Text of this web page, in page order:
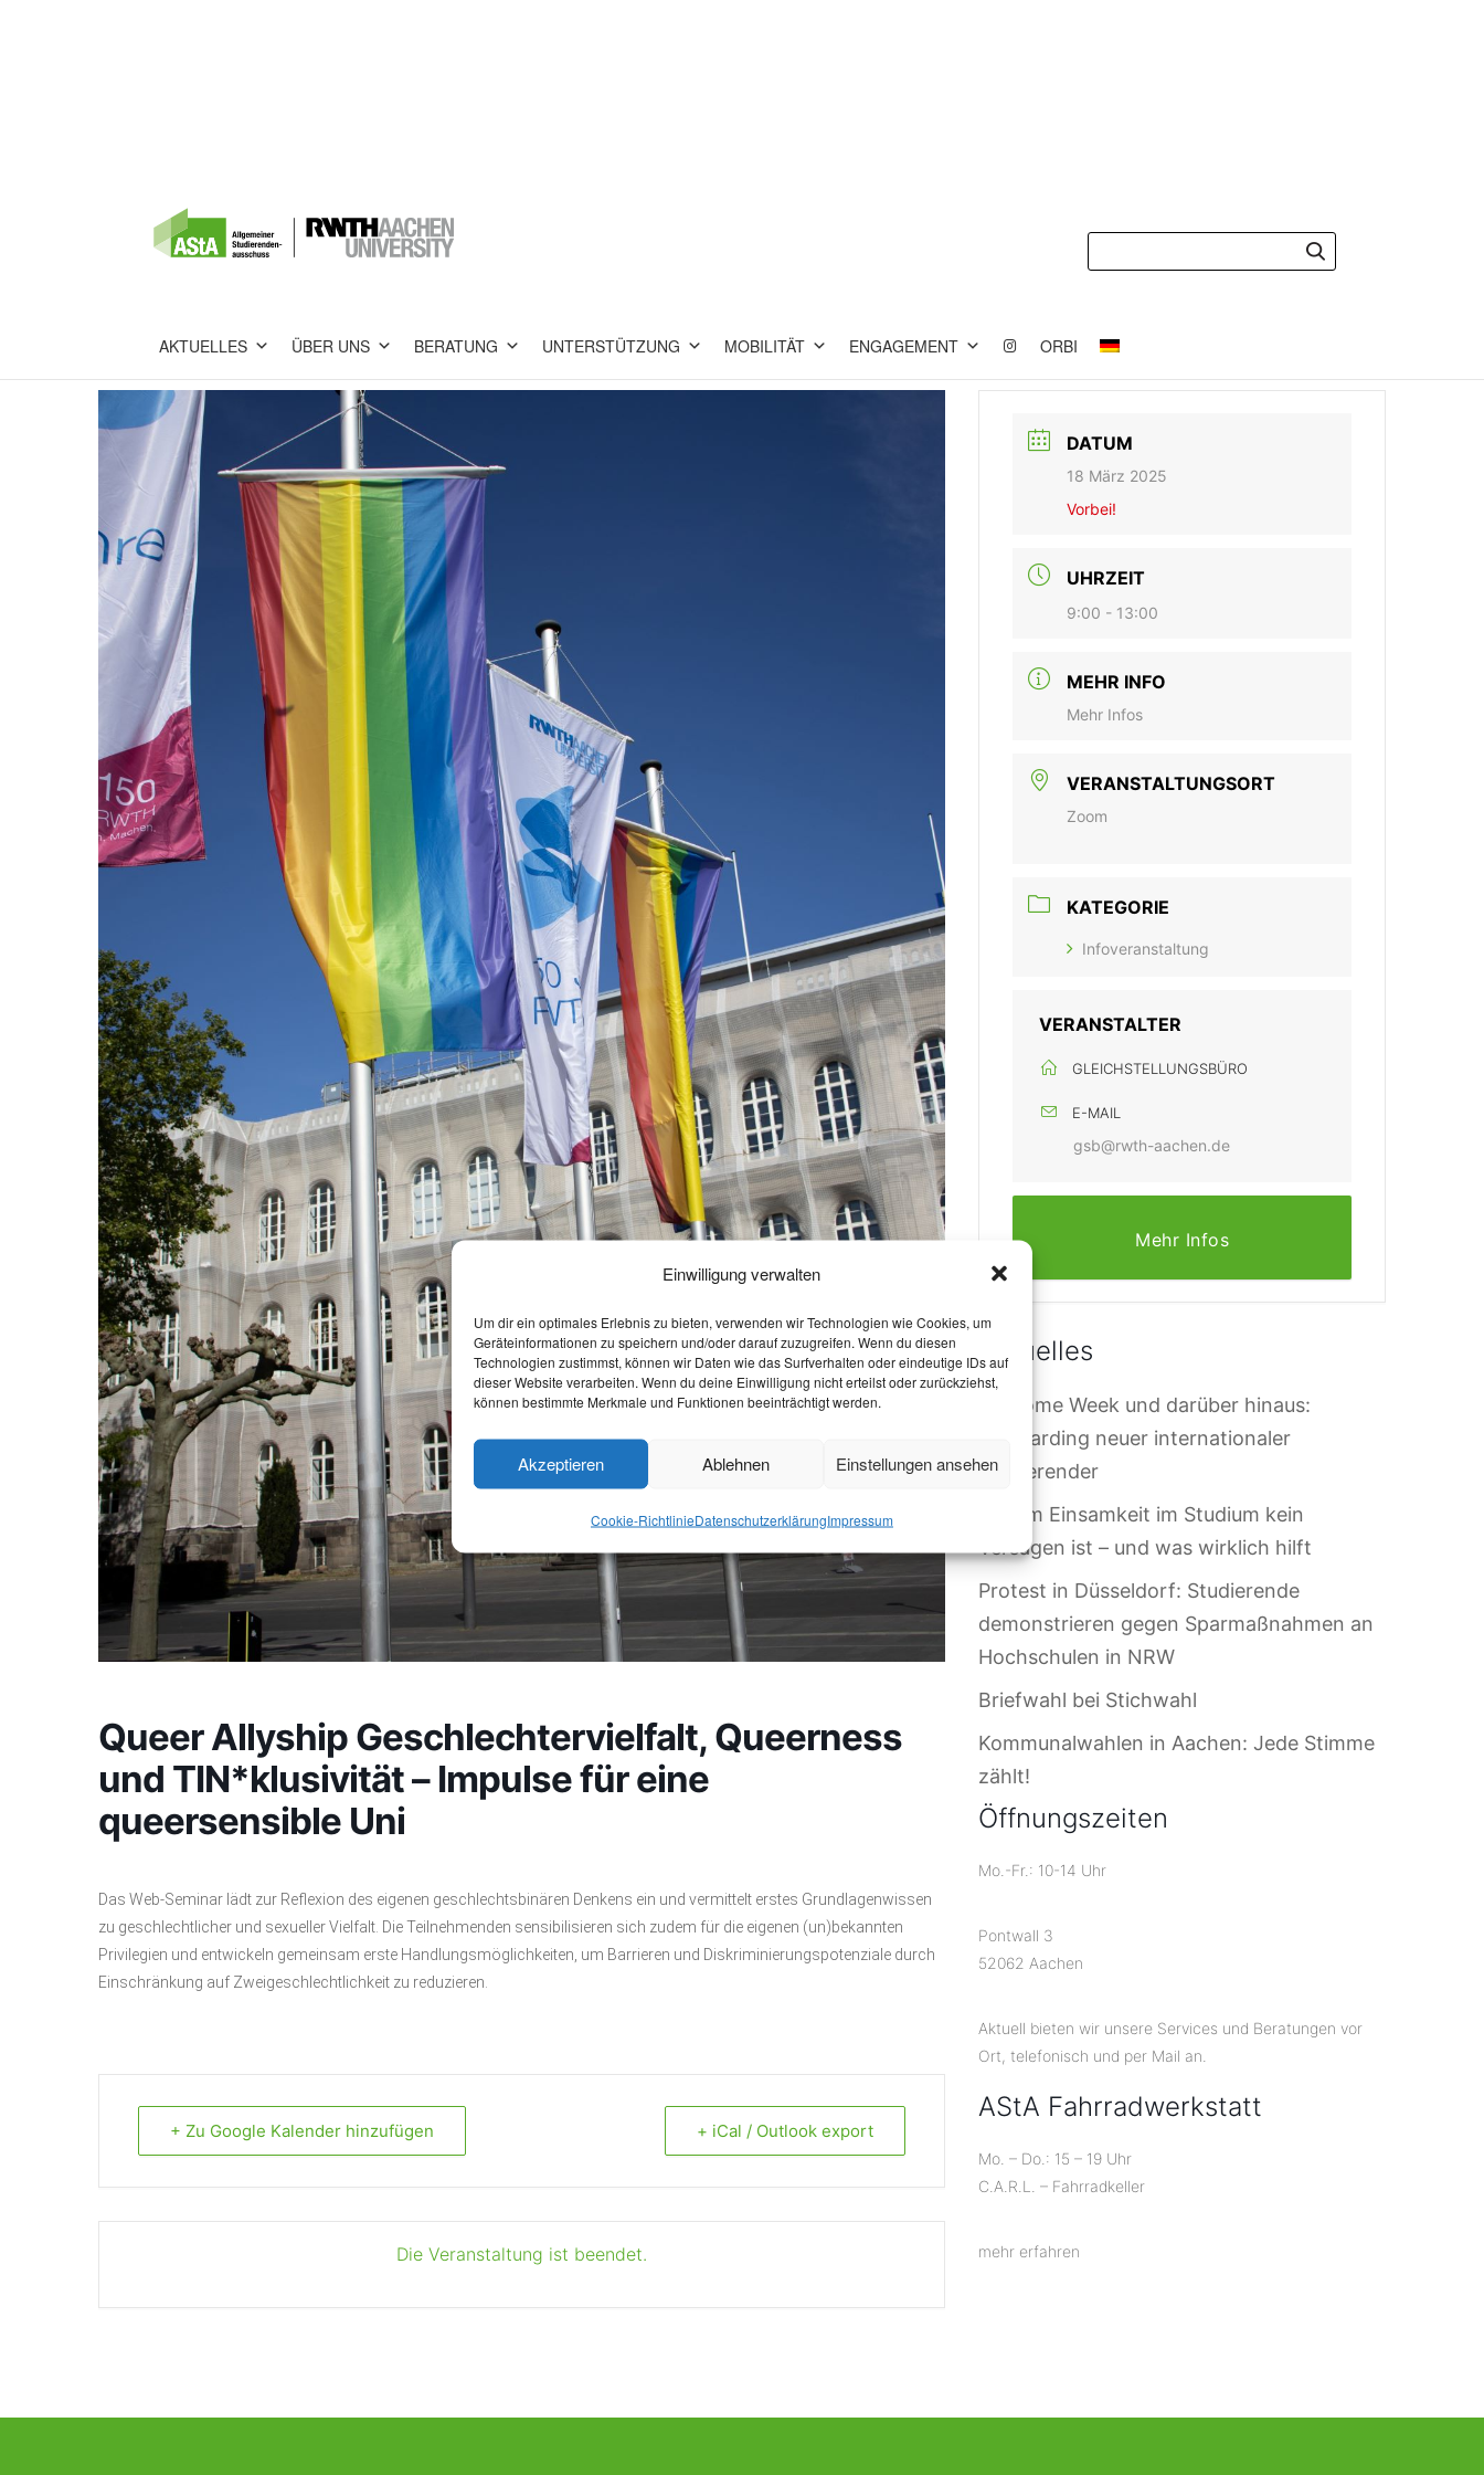
Einwilligung verwalten
Um dir ein optimales Erlebnis zu bieten, verwenden wir Technologien wie Cookies, um
Geräteinformationen zu speichern und/oder darauf zuzugreifen. Wenn du diesen
Technologien zustimmst, können wir Daten wie das Surfverhalten oder eindeutige IDs auf
dieser Website verarbeiten. Wenn du deine Einwilligung nicht erteilst oder zurückziehst,
können bestimmte Merkmale und Funktionen beeinträchtigt werden.
Akzeptieren Ablehnen Einstellungen ansehen
Cookie-RichtlinieDatenschutzerklärungImpressum
AKTUELLES ÜBER UNS BERATUNG UNTERSTÜTZUNG MOBILITÄT ENGAGEMENT ORBI
Queer Allyship Geschlechtervielfalt, Queerness
und TIN*klusivität – Impulse für eine
queersensible Uni
Das Web-Seminar lädt zur Reflexion des eigenen geschlechtsbinären Denkens ein und vermittelt erstes Grundlagenwissen
zu geschlechtlicher und sexueller Vielfalt. Die Teilnehmenden sensibilisieren sich zudem für die eigenen (un)bekannten
Privilegien und entwickeln gemeinsam erste Handlungsmöglichkeiten, um Barrieren und Diskriminierungspotenziale durch
Einschränkung auf Zweigeschlechtlichkeit zu reduzieren.
+ Zu Google Kalender hinzufügen + iCal / Outlook export
Die Veranstaltung ist beendet.
DATUM
18 März 2025
Vorbei!
UHRZEIT
9:00 - 13:00
MEHR INFO
Mehr Infos
VERANSTALTUNGSORT
Zoom
KATEGORIE
Infoveranstaltung
VERANSTALTER
GLEICHSTELLUNGSBÜRO
E-MAIL
gsb@rwth-aachen.de
Mehr Infos
Aktuelles
Welcome Week und darüber hinaus:
Onboarding neuer internationaler
Studierender
Warum Einsamkeit im Studium kein
Versagen ist – und was wirklich hilft
Protest in Düsseldorf: Studierende
demonstrieren gegen Sparmaßnahmen an
Hochschulen in NRW
Briefwahl bei Stichwahl
Kommunalwahlen in Aachen: Jede Stimme
zählt!
Öffnungszeiten
Mo.-Fr.: 10-14 Uhr
Pontwall 3
52062 Aachen
Aktuell bieten wir unsere Services und Beratungen vor
Ort, telefonisch und per Mail an.
AStA Fahrradwerkstatt
Mo. – Do.: 15 – 19 Uhr
C.A.R.L. – Fahrradkeller
mehr erfahren